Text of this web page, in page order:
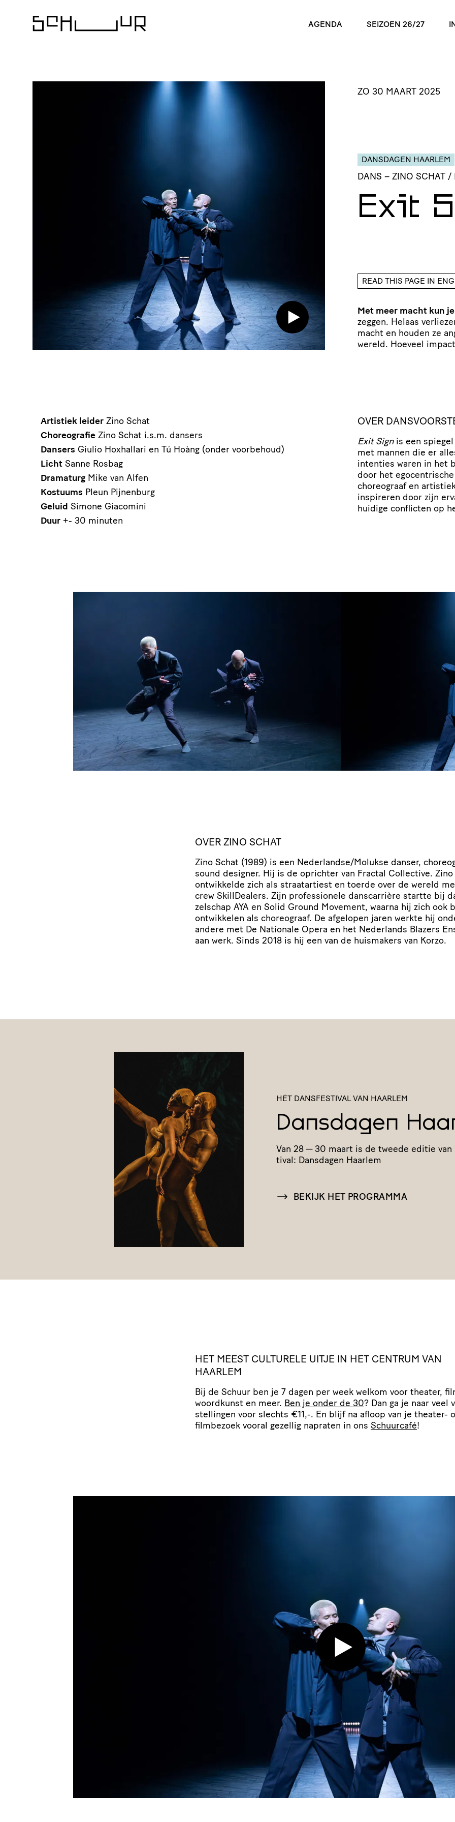
AGENDA SEIZOEN 26/27
ZO 30 MAART 2025
DANSDAGEN HAARLEM
DANS – ZINO SCHAT /
Exit
READ THIS PAGE IN
Met meer macht kun
zeggen. Helaas
macht en houden ze
wereld. Hoeveel
OVER
Exit Signis een spiegel
met mannen die er
intenties waren in het
door het
choreograaf en
inspireren door zijn
huidige conflicten op
Artistiek leider Zino Schat
Choreografie Zino Schat i.s.m. dansers
Dansers Giulio Hoxhallari en Tú Hoàng (onder voorbehoud)
Licht Sanne Rosbag
Dramaturg Mike van Alfen
Kostuums Pleun Pijnenburg
Geluid Simone Giacomini
Duur +- 30 minuten
OVER ZINO SCHAT
Zino Schat (1989) is een Nederlandse/​Molukse danser,
sound designer. Hij is de oprichter van Fractal Collective. Zino
ontwikkelde zich als straat­ar­tiest en toerde over de wereld
crew Skill­Dea­lers. Zijn profes­si­o­nele dans­car­rière startte bij
zel­schap AYA en Solid Ground Movement, waarna hij zich ook
ontwikkelen als choreograaf. De afgelopen jaren werkte hij
andere met De Nationale Opera en het Nederlands Blazers
aan werk. Sinds 2018 is hij een van de huismakers van Korzo.
HÉT DANSFESTIVAL VAN HAARLEM
Dansdagen
Van 28 — 30 maart is de tweede editie
tival: Dansdagen Haarlem
BEKIJK HET PROGRAMMA
HET MEEST CULTURELE UITJE IN HET CENTRUM VAN
HAARLEM
Bij de Schuur ben je 7 dagen per week welkom voor theater,
woordkunst en meer. Ben je onder de 30? Dan ga je naar veel
stel­lingen voor slechts €11,-. En blijf na afloop van je theater-
filmbezoek vooral gezellig napraten in ons Schuurcafé!